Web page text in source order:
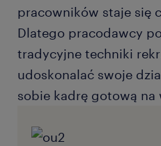
pracowników staje się
Dlatego pracodawcy
tradycyjne techniki
udoskonalać swoje
sobie kadrę gotową na